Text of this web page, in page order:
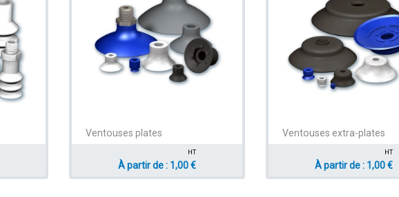
Ventouses plates
HT
À partir de : 1,00 €
Ventouses extra-plates
HT
À partir de : 1,00 €